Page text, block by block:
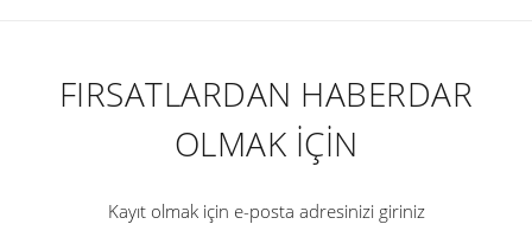
FIRSATLARDAN HABERDAR
OLMAK İÇİN